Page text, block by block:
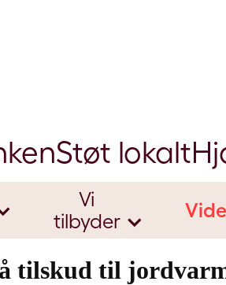
Støt lokalt
Vi
tilbyder
tilskud til